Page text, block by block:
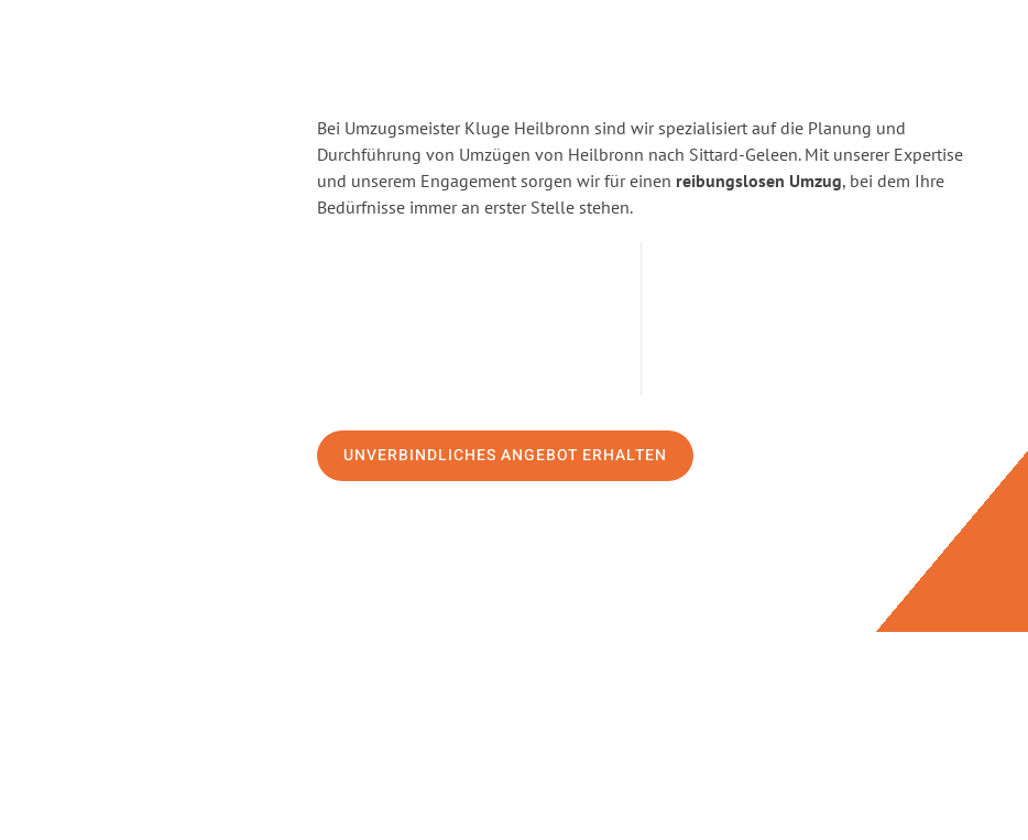
Bei Umzugsmeister Kluge Heilbronn sind wir spezialisiert auf die Planung und
Durchführung von Umzügen von Heilbronn nach Sittard-Geleen. Mit unserer Expertise
und unserem Engagement sorgen wir für einen reibungslosen Umzug, bei dem Ihre
Bedürfnisse immer an erster Stelle stehen.
UNVERBINDLICHES ANGEBOT ERHALTEN